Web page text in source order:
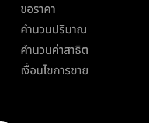
ขอราคา
คำนวนปริมาณ
คำนวนค่าสาธิต
เงื่อนไขการขาย